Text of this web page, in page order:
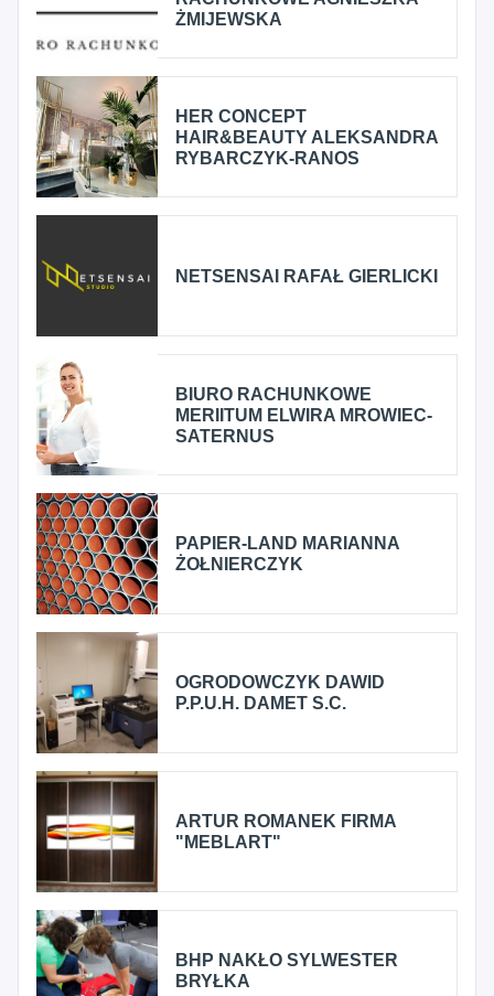
ŻMIJEWSKA
HER CONCEPT
HAIR&BEAUTY ALEKSANDRA
RYBARCZYK-RANOS
NETSENSAI RAFAŁ GIERLICKI
BIURO RACHUNKOWE
MERIITUM ELWIRA MROWIEC-
SATERNUS
PAPIER-LAND MARIANNA
ŻOŁNIERCZYK
OGRODOWCZYK DAWID
P.P.U.H. DAMET S.C.
ARTUR ROMANEK FIRMA
"MEBLART"
BHP NAKŁO SYLWESTER
BRYŁKA